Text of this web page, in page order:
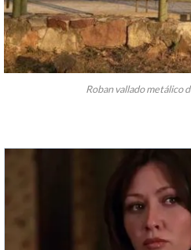
Roban vallado metálico